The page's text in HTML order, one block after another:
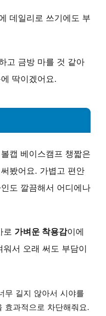
데일리로 쓰기에도 부
고 금방 마를 것 같아
딱이겠어요.
캡 베이스캠프 챙짧은
봤어요. 가볍고 편안
도 깔끔해서 어디에나
로 가벼운 착용감이에
서 오래 써도 부담이
무 길지 않아서 시야를
효과적으로 차단해줘요.